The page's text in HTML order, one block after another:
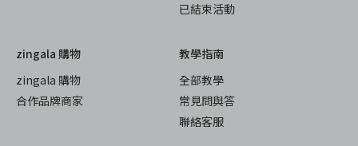
已結束活動
zingala 購物
zingala 購物
合作品牌商家
教學指南
全部教學
常見問與答
聯絡客服